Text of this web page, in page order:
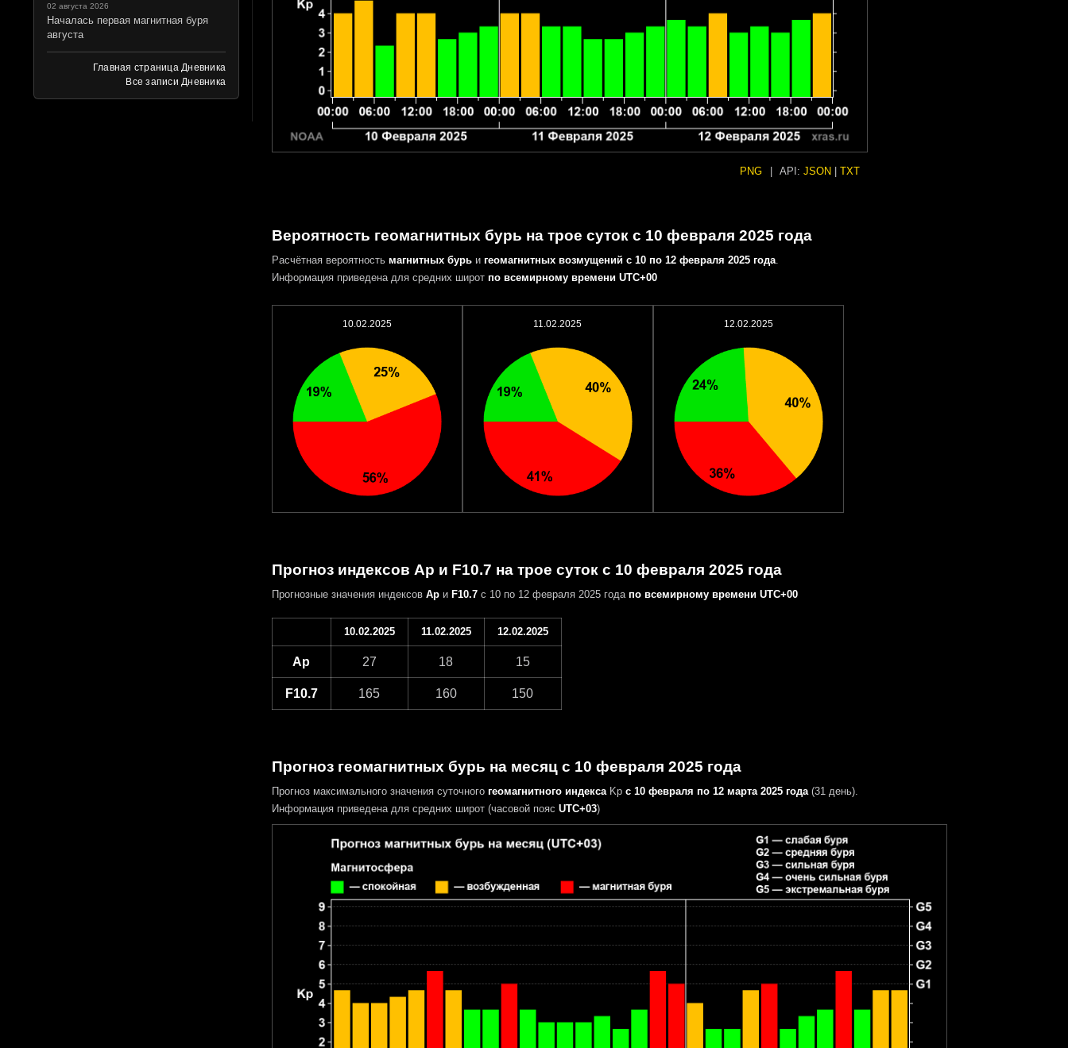
02 августа 2026
Началась первая магнитная буря
августа
Главная страница Дневника
Все записи Дневника
PNG API: JSON TXT
Вероятность геомагнитных бурь на трое суток с 10 февраля 2025 года
Расчётная вероятность магнитных бурьи геомагнитных возмущений с 10 по 12 февраля 2025 года.
Информация приведена для средних широт по всемирному времени UTC+00
10.02.2025 11.02.2025 12.02.2025
Прогноз индексов Ap и F10.7 на трое суток с 10 февраля 2025 года
Прогнозные значения индексов Apи F10.7с 10 по 12 февраля 2025 года по всемирному времени UTC+00
10.02.2025 11.02.2025 12.02.2025
Ap 27 18 15
F10.7 165 160 150
Прогноз геомагнитных бурь на месяц с 10 февраля 2025 года
Прогноз максимального значения суточного геомагнитного индексаKp с 10 февраля по 12 марта 2025 года(31 день).
Информация приведена для средних широт (часовой пояс UTC+03)